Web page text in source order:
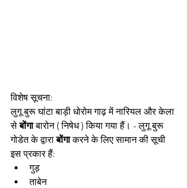
विशेष सूचना:
लुगू बुरू घांटा बाड़ी धोरोम गाढ़ में नारियल और केला
से बोंगा बारोन ( निषेध ) किया गया हैं। - लुगू बुरू
गोडेत के द्वारा बोंगा करने के लिए सामान की सूची
इस प्रकार हैं:
गुड़
ताबेन